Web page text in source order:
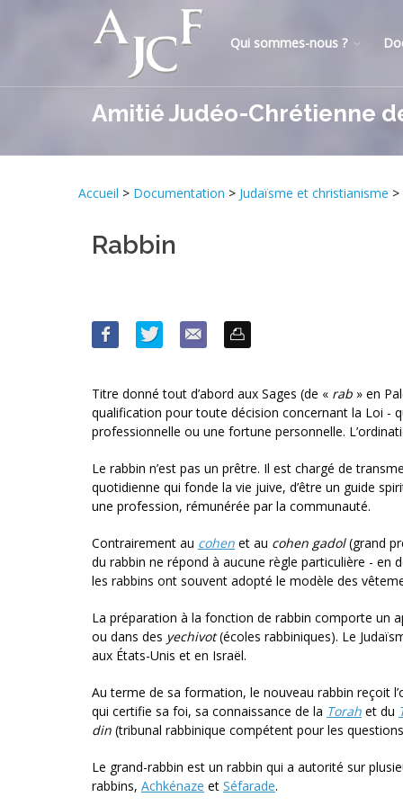
Qui sommes-nous ?
Amitié Judéo-Chrétienne
Accueil > Documentation > Judaïsme et christianisme >
Rabbin
Titre donné tout d’abord aux Sages (de « rab » en
qualification pour toute décision concernant la Loi -
professionnelle ou une fortune personnelle.
Le rabbin n’est pas un prêtre. Il est chargé de
quotidienne qui fonde la vie juive, d’être un guide
une profession, rémunérée par la communauté.
Contrairement au cohen et au cohen gadol(grand
du rabbin ne répond à aucune règle particulière - en
les rabbins ont souvent adopté le modèle des
La préparation à la fonction de rabbin comporte un
ou dans des yechivot(écoles rabbiniques). Le
aux États-Unis et en Israël.
Au terme de sa formation, le nouveau rabbin reçoit
qui certifie sa foi, sa connaissance de la Torah et du
din (tribunal rabbi­nique compétent pour les
Le grand-rabbin est un rabbin qui a autorité sur
rabbins, Achkénaze et Séfarade.